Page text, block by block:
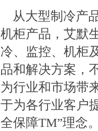
从大型制冷产
机柜产品，艾默
冷、监控、机柜
品和解决方案，
为行业和市场带
于为各行业客户
全保障TM”理念